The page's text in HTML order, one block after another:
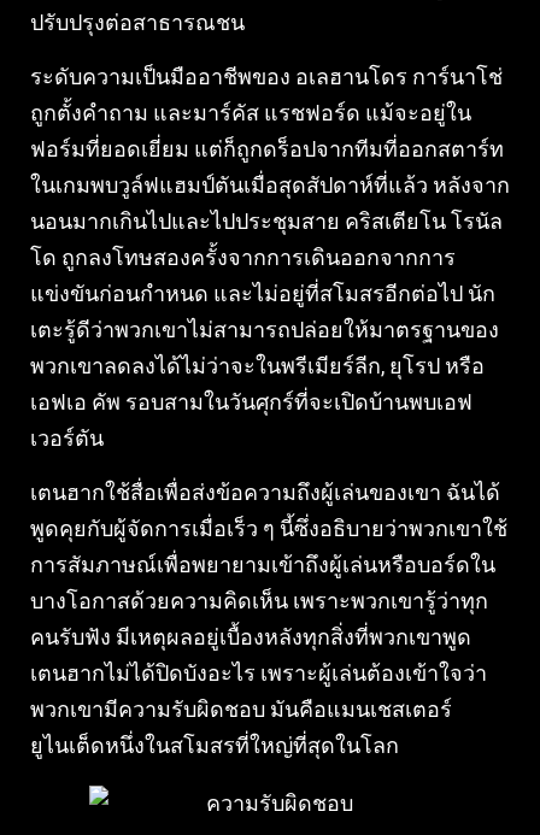
ปรับปรุงต่อสาธารณชน
ระดับความเป็นมืออาชีพของ อเลฮานโดร การ์นาโช่
ถูกตั้งคำถาม และมาร์คัส แรชฟอร์ด แม้จะอยู่ใน
ฟอร์มที่ยอดเยี่ยม แต่ก็ถูกดร็อปจากทีมที่ออกสตาร์ท
ในเกมพบวูล์ฟแฮมป์ตันเมื่อสุดสัปดาห์ที่แล้ว หลังจาก
นอนมากเกินไปและไปประชุมสาย คริสเตียโน โรนัล
โด ถูกลงโทษสองครั้งจากการเดินออกจากการ
แข่งขันก่อนกำหนด และไม่อยู่ที่สโมสรอีกต่อไป นัก
เตะรู้ดีว่าพวกเขาไม่สามารถปล่อยให้มาตรฐานของ
พวกเขาลดลงได้ไม่ว่าจะในพรีเมียร์ลีก, ยุโรป หรือ
เอฟเอ คัพ รอบสามในวันศุกร์ที่จะเปิดบ้านพบเอฟ
เวอร์ตัน
เตนฮากใช้สื่อเพื่อส่งข้อความถึงผู้เล่นของเขา ฉันได้
พูดคุยกับผู้จัดการเมื่อเร็ว ๆ นี้ซึ่งอธิบายว่าพวกเขาใช้
การสัมภาษณ์เพื่อพยายามเข้าถึงผู้เล่นหรือบอร์ดใน
บางโอกาสด้วยความคิดเห็น เพราะพวกเขารู้ว่าทุก
คนรับฟัง มีเหตุผลอยู่เบื้องหลังทุกสิ่งที่พวกเขาพูด
เตนฮากไม่ได้ปิดบังอะไร เพราะผู้เล่นต้องเข้าใจว่า
พวกเขามีความรับผิดชอบ มันคือแมนเชสเตอร์
ยูไนเต็ดหนึ่งในสโมสรที่ใหญ่ที่สุดในโลก